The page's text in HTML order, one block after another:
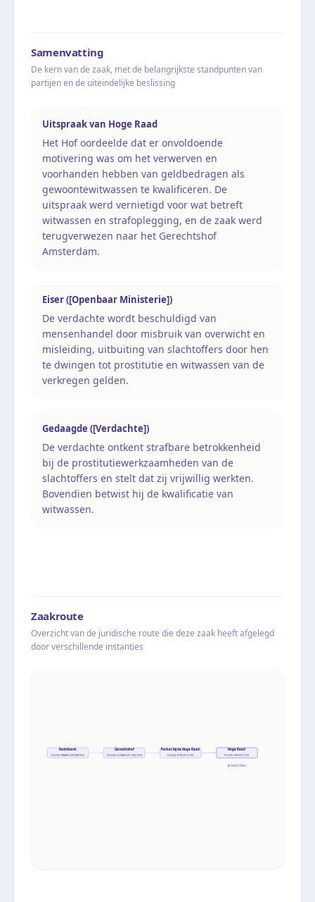
Samenvatting
De kern van de zaak, met de belangrijkste standpunten van
partijen en de uiteindelijke beslissing
Uitspraak van Hoge Raad
Het Hof oordeelde dat er onvoldoende
motivering was om het verwerven en
voorhanden hebben van geldbedragen als
gewoontewitwassen te kwalificeren. De
uitspraak werd vernietigd voor wat betreft
witwassen en strafoplegging, en de zaak werd
terugverwezen naar het Gerechtshof
Amsterdam.
Eiser ([Openbaar Ministerie])
De verdachte wordt beschuldigd van
mensenhandel door misbruik van overwicht en
misleiding, uitbuiting van slachtoffers door hen
te dwingen tot prostitutie en witwassen van de
verkregen gelden.
Gedaagde ([Verdachte])
De verdachte ontkent strafbare betrokkenheid
bij de prostitutiewerkzaamheden van de
slachtoffers en stelt dat zij vrijwillig werkten.
Bovendien betwist hij de kwalificatie van
witwassen.
Zaakroute
Overzicht van de juridische route die deze zaak heeft afgelegd
door verschillende instanties
Rechtbank
ECLI:NL:RBAMS:2009:BK7632
Gerechtshof
ECLI:NL:GHAMS:2011:BQ1658
Parket bij de Hoge Raad
ECLI:NL:PHR:2013:106
Hoge Raad
ECLI:NL:HR:2013:150
Je bent hier